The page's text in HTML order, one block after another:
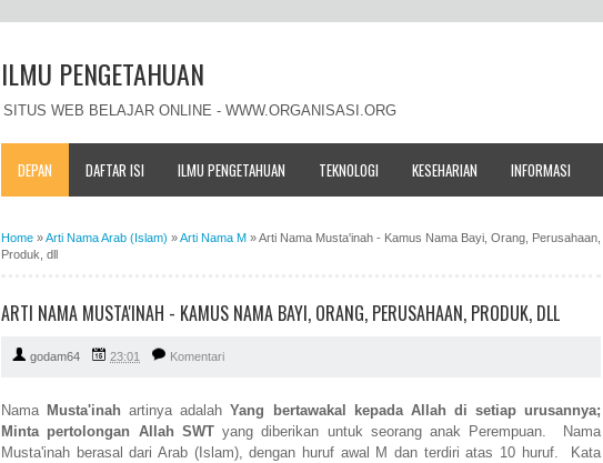
ILMU PENGETAHUAN
SITUS WEB BELAJAR ONLINE - WWW.ORGANISASI.ORG
DEPAN DAFTAR ISI ILMU PENGETAHUAN TEKNOLOGI KESEHARIAN INFORMASI
Home »Arti Nama Arab (Islam) »Arti Nama M »Arti Nama Musta'inah - Kamus Nama Bayi, Orang, Perusahaan,
Produk, dll
ARTI NAMA MUSTA'INAH - KAMUS NAMA BAYI, ORANG, PERUSAHAAN, PRODUK, DLL
godam64 23:01 Komentari
Nama Musta'inah artinya adalahYang bertawakal kepada Allah di setiap urusannya;
Minta pertolongan Allah SWTyang diberikan untuk seorang anak Perempuan. Nama
Musta'inah berasal dari Arab (Islam), dengan huruf awal M dan terdiri atas 10 huruf. Kata